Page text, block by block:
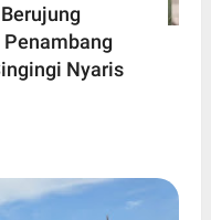
Nyaris